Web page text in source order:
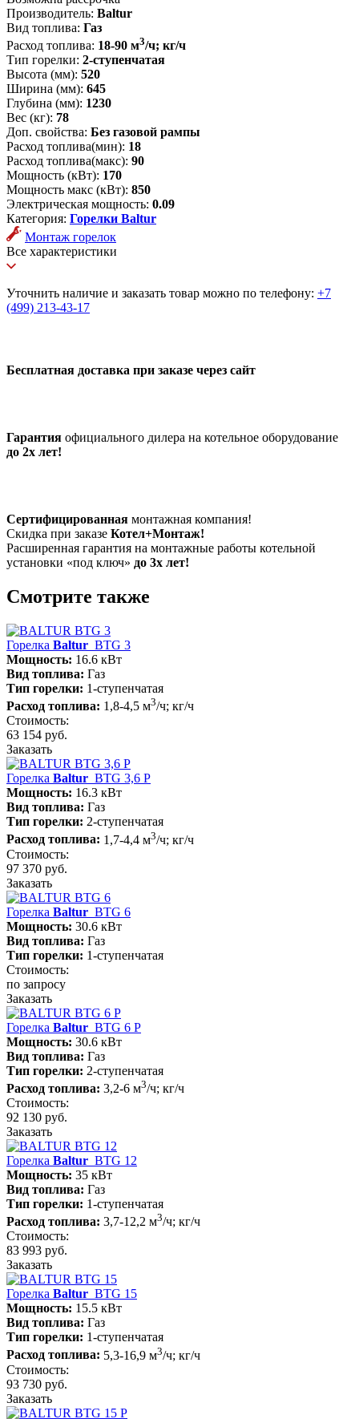
Производитель: Baltur
Вид топлива: Газ
Расход топлива: 18-90 м3/ч; кг/ч
Тип горелки: 2-ступенчатая
Высота (мм): 520
Ширина (мм): 645
Глубина (мм): 1230
Вес (кг): 78
Доп. свойства: Без газовой рампы
Расход топлива(мин): 18
Расход топлива(макс): 90
Мощность (кВт): 170
Мощность макс (кВт): 850
Электрическая мощность: 0.09
Категория: Горелки Baltur
Монтаж горелок
Все характеристики
Уточнить наличие и заказать товар можно по телефону: +7
(499) 213-43-17
Бесплатная доставка при заказе через сайт
Гарантия официального дилера на котельное оборудование
до 2х лет!
Сертифицированная монтажная компания!
Скидка при заказе Котел+Монтаж!
Расширенная гарантия на монтажные работы котельной
установки «под ключ» до 3х лет!
Смотрите также
Горелка Baltur BTG 3
Мощность: 16.6 кВт
Вид топлива: Газ
Тип горелки: 1-ступенчатая
Расход топлива: 1,8-4,5 м3/ч; кг/ч
Стоимость:
63 154 руб.
Заказать
Горелка Baltur BTG 3,6 P
Мощность: 16.3 кВт
Вид топлива: Газ
Тип горелки: 2-ступенчатая
Расход топлива: 1,7-4,4 м3/ч; кг/ч
Стоимость:
97 370 руб.
Заказать
Горелка Baltur BTG 6
Мощность: 30.6 кВт
Вид топлива: Газ
Тип горелки: 1-ступенчатая
Стоимость:
по запросу
Заказать
Горелка Baltur BTG 6 P
Мощность: 30.6 кВт
Вид топлива: Газ
Тип горелки: 2-ступенчатая
Расход топлива: 3,2-6 м3/ч; кг/ч
Стоимость:
92 130 руб.
Заказать
Горелка Baltur BTG 12
Мощность: 35 кВт
Вид топлива: Газ
Тип горелки: 1-ступенчатая
Расход топлива: 3,7-12,2 м3/ч; кг/ч
Стоимость:
83 993 руб.
Заказать
Горелка Baltur BTG 15
Мощность: 15.5 кВт
Вид топлива: Газ
Тип горелки: 1-ступенчатая
Расход топлива: 5,3-16,9 м3/ч; кг/ч
Стоимость:
93 730 руб.
Заказать